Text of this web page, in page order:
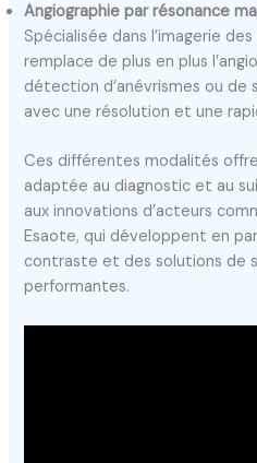
Angiographie par résonance
Spécialisée dans l’imagerie
remplace de plus en plus
détection d’anévrismes ou de
avec une résolution et une
Ces différentes modalités
adaptée au diagnostic et au
aux innovations d’acteurs
Esaote, qui développent en
contraste et des solutions de
performantes.